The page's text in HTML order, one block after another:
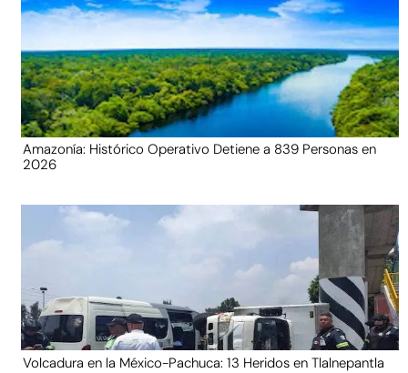
Amazonía: Histórico Operativo Detiene a 839 Personas en
2026
Volcadura en la México-Pachuca: 13 Heridos en Tlalnepantla